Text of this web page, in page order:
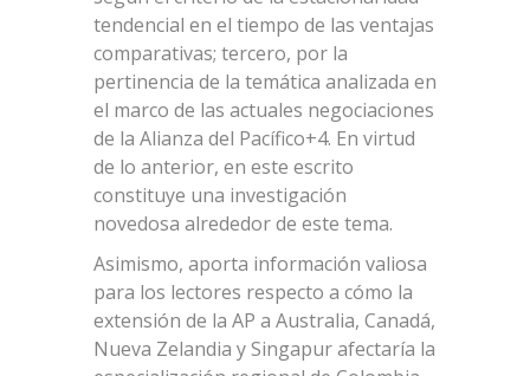
tendencial en el tiempo de las ventajas
comparativas; tercero, por la
pertinencia de la temática analizada en
el marco de las actuales negociaciones
de la Alianza del Pacífico+4. En virtud
de lo anterior, en este escrito
constituye una investigación
novedosa alrededor de este tema.
Asimismo, aporta información valiosa
para los lectores respecto a cómo la
extensión de la AP a Australia, Canadá,
Nueva Zelandia y Singapur afectaría la